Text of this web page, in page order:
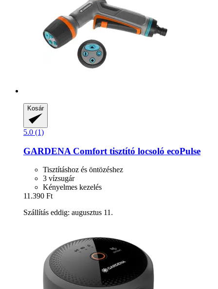
Kosár
5.0 (1)
GARDENA Comfort tisztító locsoló ecoPulse
Tisztításhoz és öntözéshez
3 vízsugár
Kényelmes kezelés
11.390 Ft
Szállítás eddig: augusztus 11.